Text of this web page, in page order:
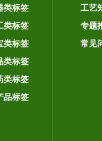
类标签
类标签
类标签
类标签
类标签
品标签
工艺
专题
常见